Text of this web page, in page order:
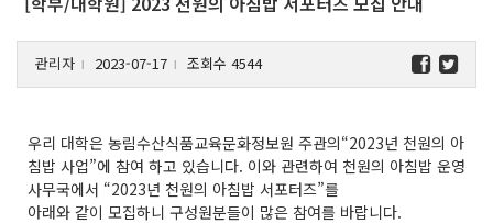
관리자 l 2023-07-17 l 조회수 4544
우리 대학은 농림수산식품교육문화정보원 주관의“2023년 천원의 아
침밥 사업”에 참여 하고 있습니다. 이와 관련하여 천원의 아침밥 운영
사무국에서 “2023년 천원의 아침밥 서포터즈”를
아래와 같이 모집하니 구성원분들이 많은 참여를 바랍니다.